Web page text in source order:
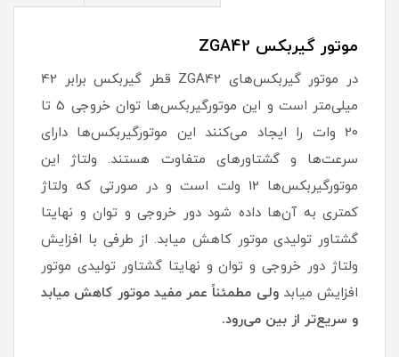
موتور گیربکس ZGA42
در موتور گیربکس‌های ZGA42 قطر گیربکس برابر 42
میلی‌متر است و این موتورگیربکس‌ها توان خروجی 5 تا
20 وات را ایجاد می‌کنند این موتورگیربکس‌ها دارای
سرعت‌ها و گشتاور‌های متفاوت هستند. ولتاژ این
موتورگیربکس‌ها 12 ولت است و در صورتی که ولتاژ
کمتری به آن‌ها داده شود دور خروجی و توان و نهایتا
گشتاور تولیدی موتور کاهش میابد. از طرفی با افزایش
ولتاژ دور خروجی و توان و نهایتا گشتاور تولیدی موتور
افزایش میابدولی مطمئناً عمر مفید موتور کاهش میابد
و سریع‌تر از بین می‌رود.